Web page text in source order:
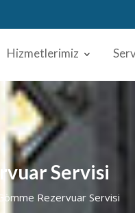
Hizmetlerimiz
Servisi
Rezervuar Servisi